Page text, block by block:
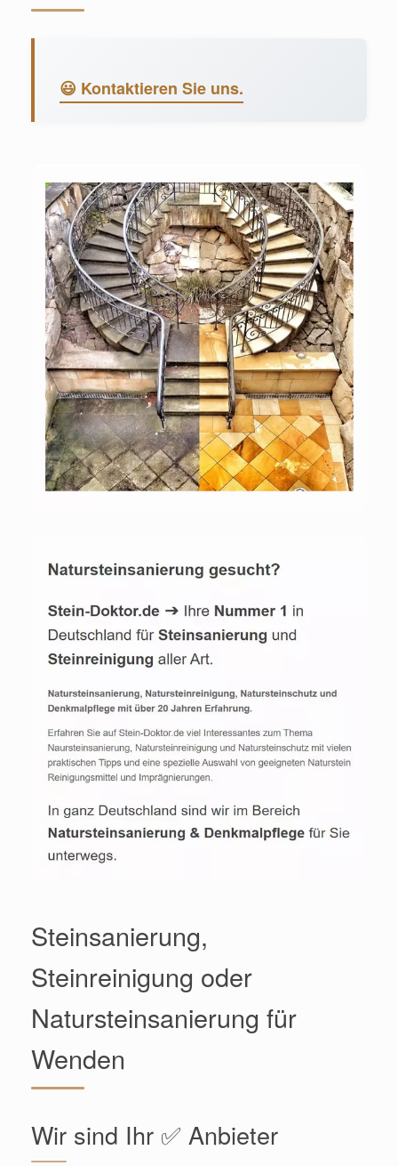
😃 Kontaktieren Sie uns.
Steinsanierung,
Steinreinigung oder
Natursteinsanierung für
Wenden
Wir sind Ihr ✅ Anbieter